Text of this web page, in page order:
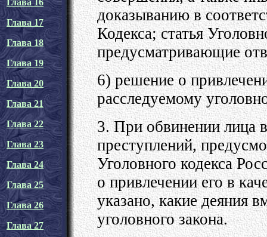
Глава 16
Глава 17
Глава 18
Глава 19
Глава 20
Глава 21
Глава 22
Глава 23
Глава 24
Глава 25
Глава 26
Глава 27
доказыванию в
Кодекса; статья
предусматривающие
6) решение о
расследуемому
3. При обвинении лица
преступлений,
Уголовного кодекса
о привлечении его в
указано, какие деяния
уголовного закона.